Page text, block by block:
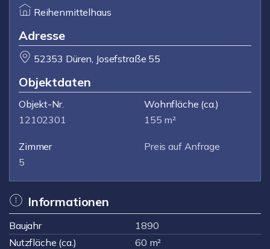
Reihenmittelhaus
Adresse
52353 Düren, Josefstraße 55
Objektdaten
Objekt-Nr.
12102301
Wohnfläche (ca.)
155 m²
Zimmer
5
Preis auf Anfrage
Informationen
Baujahr
1890
Nutzfläche (ca.)
60 m²